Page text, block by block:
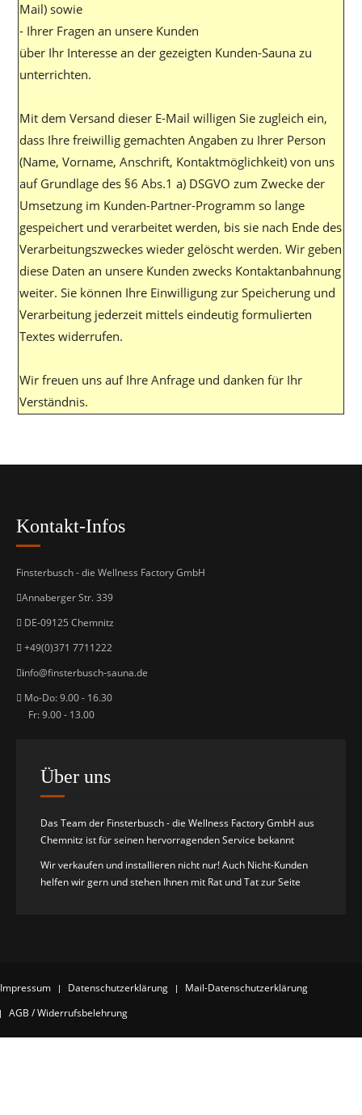
Mail) sowie
- Ihrer Fragen an unsere Kunden
über Ihr Interesse an der gezeigten Kunden-Sauna zu
unterrichten.
Mit dem Versand dieser E-Mail willigen Sie zugleich ein,
dass Ihre freiwillig gemachten Angaben zu Ihrer Person
(Name, Vorname, Anschrift, Kontaktmöglichkeit) von uns
auf Grundlage des §6 Abs.1 a) DSGVO zum Zwecke der
Umsetzung im Kunden-Partner-Programm so lange
gespeichert und verarbeitet werden, bis sie nach Ende des
Verarbeitungszweckes wieder gelöscht werden. Wir geben
diese Daten an unsere Kunden zwecks Kontaktanbahnung
weiter. Sie können Ihre Einwilligung zur Speicherung und
Verarbeitung jederzeit mittels eindeutig formulierten
Textes widerrufen.
Wir freuen uns auf Ihre Anfrage und danken für Ihr
Verständnis.
Kontakt-Infos
Finsterbusch - die Wellness Factory GmbH
Annaberger Str. 339
DE-09125 Chemnitz
+49(0)371 7711222
info@finsterbusch-sauna.de
Mo-Do: 9.00 - 16.30
Fr: 9.00 - 13.00
Über uns
Das Team der Finsterbusch - die Wellness Factory GmbH aus
Chemnitz ist für seinen hervorragenden Service bekannt
Wir verkaufen und installieren nicht nur! Auch Nicht-Kunden
helfen wir gern und stehen Ihnen mit Rat und Tat zur Seite
Impressum Datenschutzerklärung
Mail-Datenschutzerklärung
AGB / Widerrufsbelehrung